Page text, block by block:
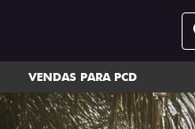
VENDAS PARA PCD